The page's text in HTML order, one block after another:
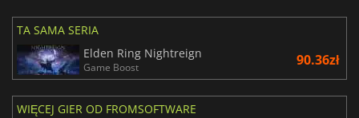
TA SAMA SERIA
Elden Ring Nightreign
Game Boost 90.36zł
WIĘCEJ GIER OD FROMSOFTWARE